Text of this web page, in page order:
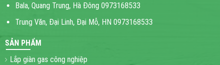
Bala, Quang Trung, Hà Đông 0973168533
Trung Văn, Đại Linh, Đại Mỗ, HN 0973168533
SẢN PHẨM
Lắp giàn gas công nghiệp